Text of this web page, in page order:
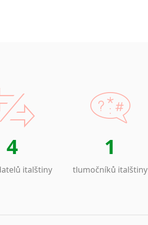
4
italštiny
1
tlumočníků italštiny